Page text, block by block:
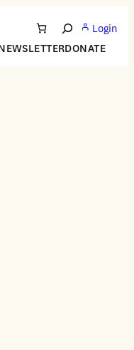
SearchLogin
DONATE